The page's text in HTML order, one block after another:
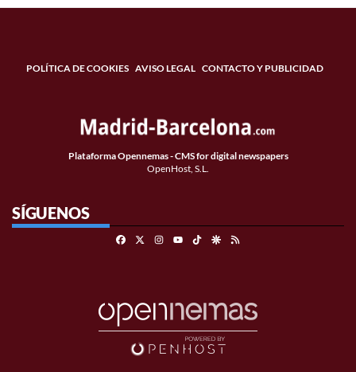
POLÍTICA DE COOKIES AVISO LEGAL CONTACTO Y PUBLICIDAD
Plataforma Opennemas - CMS for digital newspapers
OpenHost, S.L.
SÍGUENOS
FacebookInstagramTikTokGoogle Discover